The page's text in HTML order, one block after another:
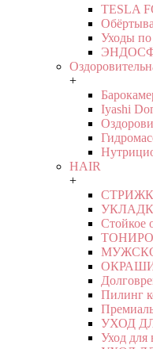
TESLA
Уходы
+
Iyashi
HAIR
+
Стойкое
Пилинг
УХОД
Уход для